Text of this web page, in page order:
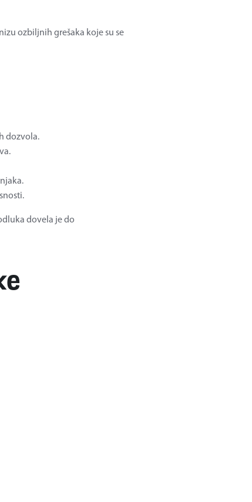
ozbiljnih grešaka koje su se
dozvola.
dovela je do